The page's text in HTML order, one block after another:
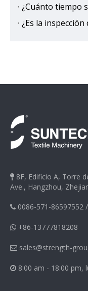
 8F, Edificio A, Torre
Ave., Hangzhou,
 0086-571-86597552 /
 +86-13777818208
 sales@strength-
 8:00 am - 18:00 pm,